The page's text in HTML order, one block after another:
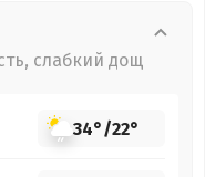
слабкий дощ
34°/22°